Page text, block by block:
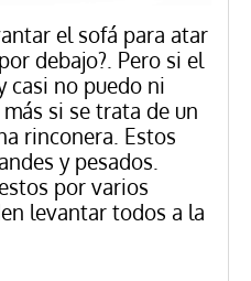
el sofá para atar
debajo?. Pero si el
casi no puedo ni
si se trata de un
rinconera. Estos
y pesados.
por varios
levantar todos a la